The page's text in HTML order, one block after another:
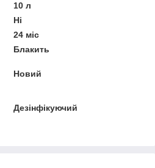
10 л
Ні
24 міс
Блакить
Новий
Дезінфікуючий